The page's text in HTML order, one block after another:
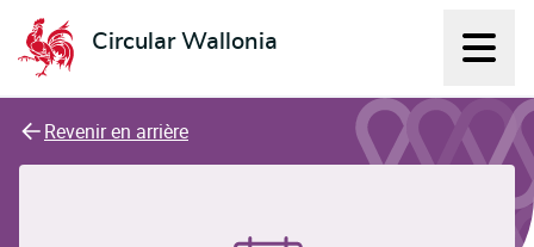
Circular Wallonia
L'économie circulaire
Revenir en arrière